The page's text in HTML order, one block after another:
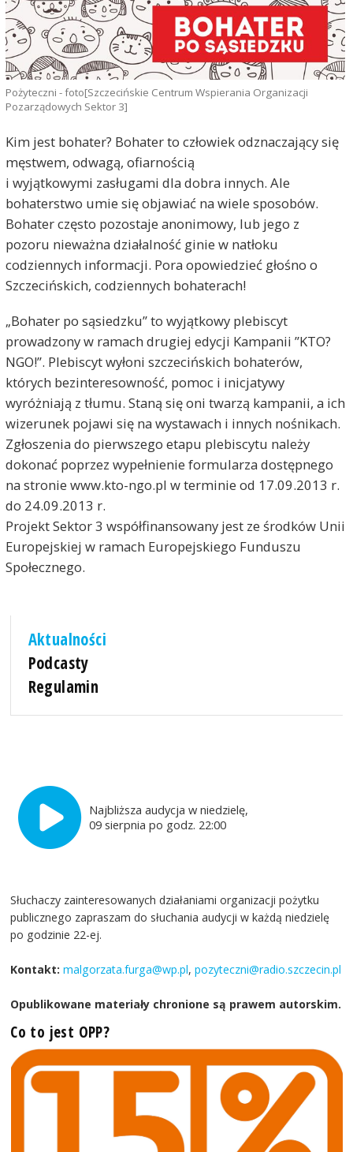
Pożyteczni - foto[Szczecińskie Centrum Wspierania Organizacji
Pozarządowych Sektor 3]
Kim jest bohater? Bohater to człowiek odznaczający się
męstwem, odwagą, ofiarnością
i wyjątkowymi zasługami dla dobra innych. Ale
bohaterstwo umie się objawiać na wiele sposobów.
Bohater często pozostaje anonimowy, lub jego z
pozoru nieważna działalność ginie w natłoku
codziennych informacji. Pora opowiedzieć głośno o
Szczecińskich, codziennych bohaterach!
„Bohater po sąsiedzku” to wyjątkowy plebiscyt
prowadzony w ramach drugiej edycji Kampanii ”KTO?
NGO!”. Plebiscyt wyłoni szczecińskich bohaterów,
których bezinteresowność, pomoc i inicjatywy
wyróżniają z tłumu. Staną się oni twarzą kampanii, a ich
wizerunek pojawi się na wystawach i innych nośnikach.
Zgłoszenia do pierwszego etapu plebiscytu należy
dokonać poprzez wypełnienie formularza dostępnego
na stronie www.kto-ngo.pl w terminie od 17.09.2013 r.
do 24.09.2013 r.
Projekt Sektor 3 współfinansowany jest ze środków Unii
Europejskiej w ramach Europejskiego Funduszu
Społecznego.
Aktualności
Podcasty
Regulamin
Najbliższa audycja w niedzielę,
09 sierpnia po godz. 22:00
Słuchaczy zainteresowanych działaniami organizacji pożytku
publicznego zapraszam do słuchania audycji w każdą niedzielę
po godzinie 22-ej.
Kontakt: malgorzata.furga@wp.pl,pozyteczni@radio.szczecin.pl
Opublikowane materiały chronione są prawem autorskim.
Co to jest OPP?